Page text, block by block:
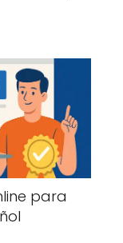
para